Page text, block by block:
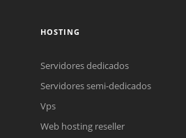
Reunión online
HOSTING
Servidores dedicados
Servidores semi-dedicados
Vps
Web hosting reseller